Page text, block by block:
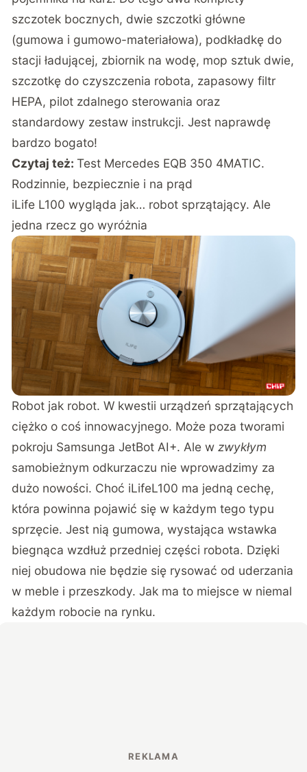
szczotek bocznych, dwie szczotki główne
(gumowa i gumowo-materiałowa), podkładkę do
stacji ładującej, zbiornik na wodę, mop sztuk dwie,
szczotkę do czyszczenia robota, zapasowy filtr
HEPA, pilot zdalnego sterowania oraz
standardowy zestaw instrukcji. Jest naprawdę
bardzo bogato!
Czytaj też:Test Mercedes EQB 350 4MATIC.
Rodzinnie, bezpiecznie i na prąd
iLife L100 wygląda jak… robot sprzątający. Ale
jedna rzecz go wyróżnia
Robot jak robot. W kwestii urządzeń sprzątających
ciężko o coś innowacyjnego. Może poza tworami
pokroju Samsunga JetBot AI+. Ale wzwykłym
samobieżnym odkurzaczu nie wprowadzimy za
dużo nowości. Choć iLifeL100 ma jedną cechę,
która powinna pojawić się w każdym tego typu
sprzęcie. Jest nią gumowa, wystająca wstawka
biegnąca wzdłuż przedniej części robota. Dzięki
niej obudowa nie będzie się rysować od uderzania
w meble i przeszkody. Jak ma to miejsce w niemal
każdym robocie na rynku.